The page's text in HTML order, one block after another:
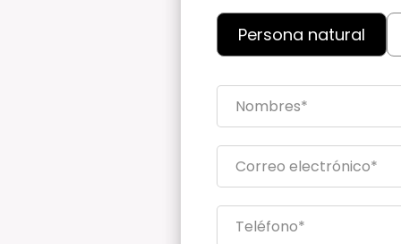
Persona natural